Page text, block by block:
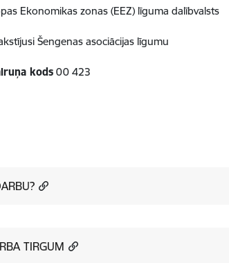
Ekonomikas zonas (EEZ) līguma dalībvalsts
Šengenas asociācijas līgumu
kods 00 423
TIRGUM